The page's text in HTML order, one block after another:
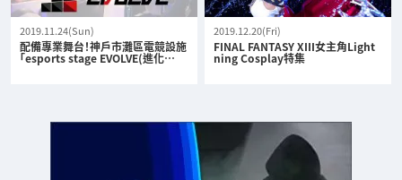
2019.11.24(Sun)
配備專業舞台！神戶市灘區電競設施
「esports stage EVOLVE(進化…
2019.12.20(Fri)
FINAL FANTASY XIII女主角Light
ning Cosplay特集